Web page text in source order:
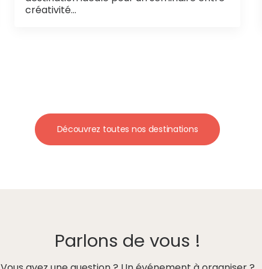
créativité…
Découvrez toutes nos destinations
Parlons de vous !